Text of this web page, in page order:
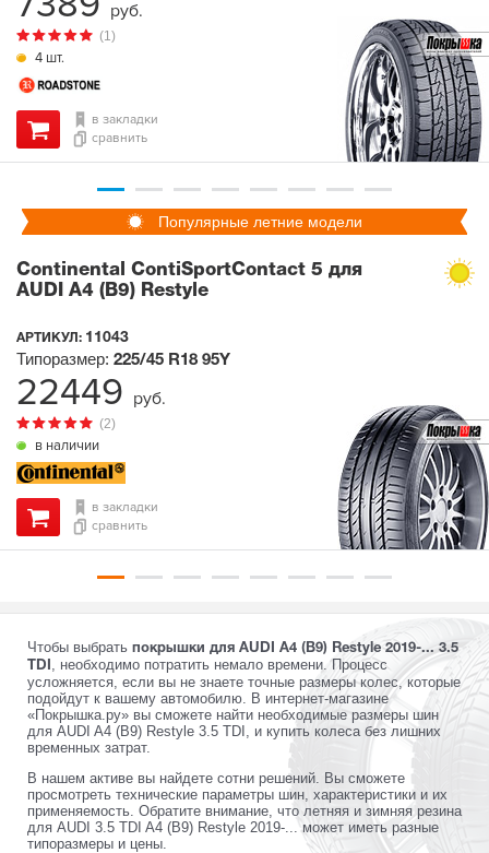
4 шт.
(1)
в закладки
сравнить
руб.
Популярные летние модели
Continental ContiSportContact 5 для
AUDI A4 (B9) Restyle
АРТИКУЛ: 11043
в наличии
(2)
Типоразмер: 225/45 R18 95Y
в закладки
сравнить
22449 руб.
Чтобы выбрать покрышки для AUDI A4 (B9) Restyle 2019-... 3.5
TDI
, необходимо потратить немало времени. Процесс
усложняется, если вы не знаете точные размеры колес, которые
подойдут к вашему автомобилю. В интернет-магазине
«Покрышка.ру» вы сможете найти необходимые размеры шин
для AUDI A4 (B9) Restyle 3.5 TDI, и купить колеса без лишних
временных затрат.
В нашем активе вы найдете сотни решений. Вы сможете
просмотреть технические параметры шин, характеристики и их
применяемость. Обратите внимание, что летняя и зимняя резина
для AUDI 3.5 TDI A4 (B9) Restyle 2019-... может иметь разные
типоразмеры и цены.